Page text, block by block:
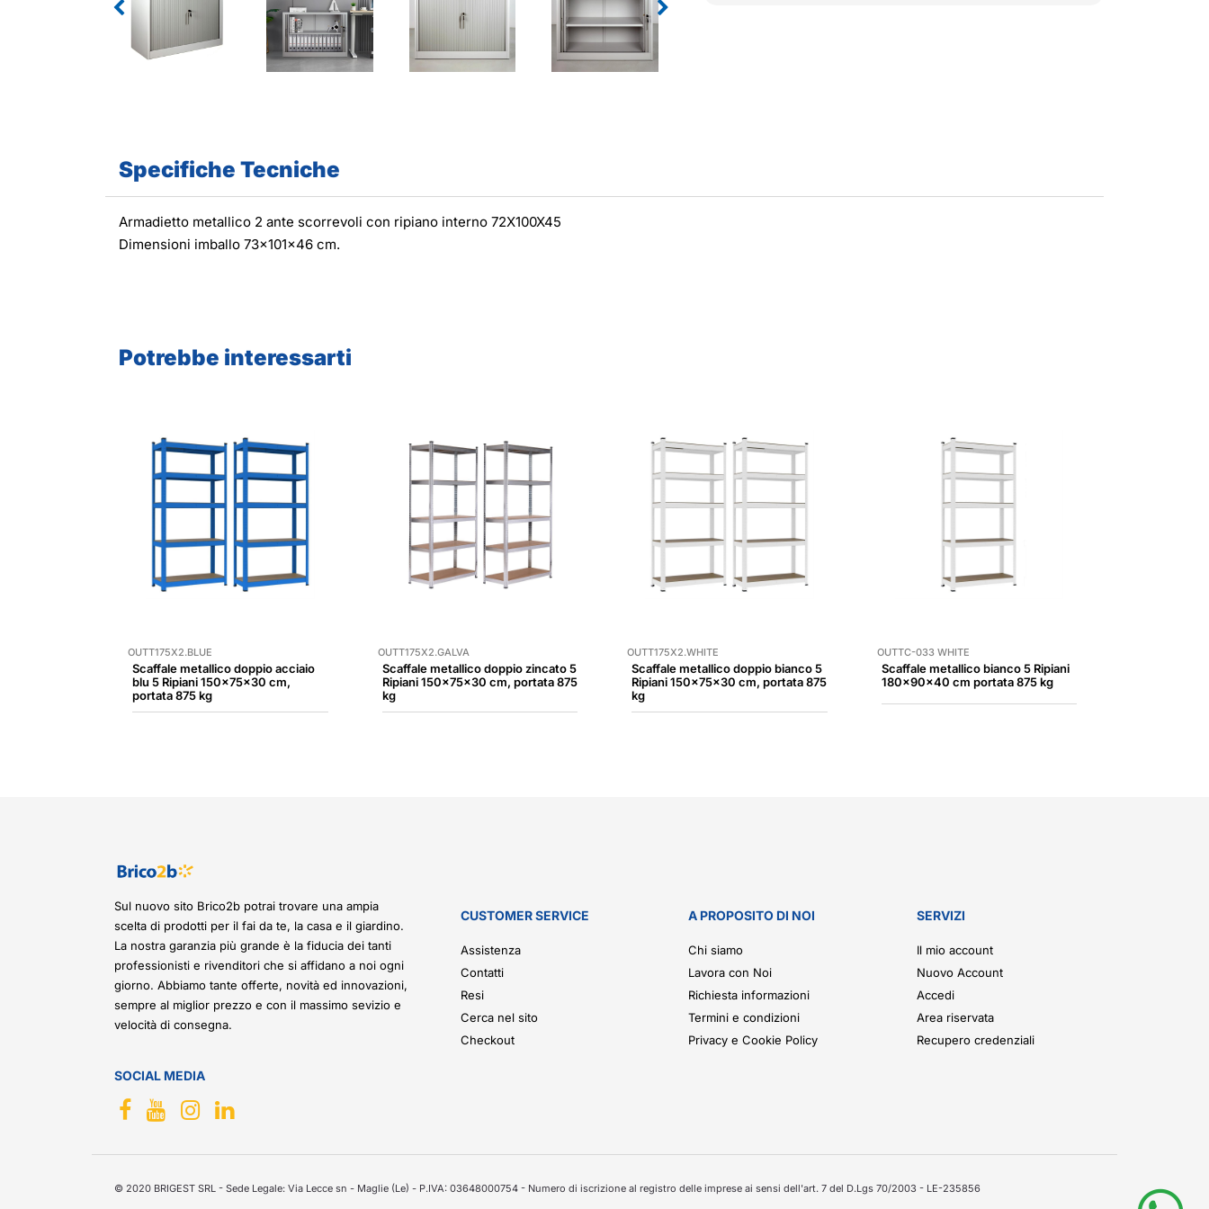
Specifiche Tecniche
Armadietto metallico 2 ante scorrevoli con ripiano interno 72X100X45
Dimensioni imballo 73x101x46 cm.
Potrebbe interessarti
OUTT175X2.BLUE
Scaffale metallico doppio acciaio
blu 5 Ripiani 150x75x30 cm,
portata 875 kg
OUTT175X2.GALVA
Scaffale metallico doppio zincato 5
Ripiani 150x75x30 cm, portata 875
kg
OUTT175X2.WHITE
Scaffale metallico doppio bianco 5
Ripiani 150x75x30 cm, portata 875
kg
OUTTC-033 WHITE
Scaffale metallico bianco 5 Ripiani
180x90x40 cm portata 875 kg
Sul nuovo sito Brico2b potrai trovare una ampia
scelta di prodotti per il fai da te, la casa e il giardino.
La nostra garanzia più grande è la fiducia dei tanti
professionisti e rivenditori che si affidano a noi ogni
giorno. Abbiamo tante offerte, novità ed innovazioni,
sempre al miglior prezzo e con il massimo sevizio e
velocità di consegna.
SOCIAL MEDIA
CUSTOMER SERVICE
Assistenza
Contatti
Resi
Cerca nel sito
Checkout
A PROPOSITO DI NOI
Chi siamo
Lavora con Noi
Richiesta informazioni
Termini e condizioni
Privacy e Cookie Policy
SERVIZI
Il mio account
Nuovo Account
Accedi
Area riservata
Recupero credenziali
© 2020 BRIGEST SRL - Sede Legale: Via Lecce sn - Maglie (Le) - P.IVA: 03648000754 - Numero di iscrizione al registro delle imprese ai sensi dell'art. 7 del D.Lgs 70/2003 - LE-235856